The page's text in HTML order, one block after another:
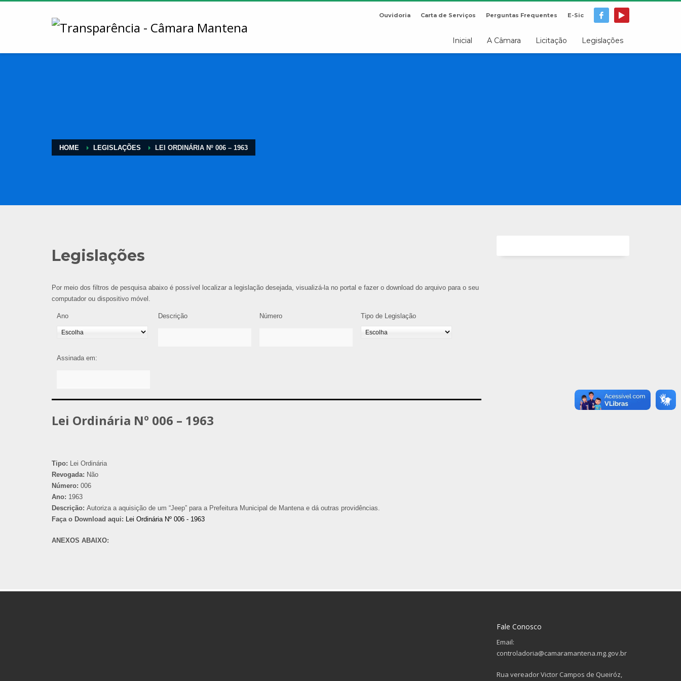
Ouvidoria Carta de Serviços Perguntas Frequentes E-Sic
Inicial A Câmara Licitação Legislações
HOME LEGISLAÇÕES LEI ORDINÁRIA Nº 006 – 1963
Legislações
Por meio dos filtros de pesquisa abaixo é possível localizar a legislação desejada, visualizá-la no portal e fazer o download do arquivo para o seu
computador ou dispositivo móvel.
Ano Descrição Número Tipo de Legislação
Assinada em:
Lei Ordinária Nº 006 – 1963
Tipo: Lei Ordinária
Revogada: Não
Número: 006
Ano: 1963
Descrição: Autoriza a aquisição de um “Jeep” para a Prefeitura Municipal de Mantena e dá outras providências.
Faça o Download aqui: Lei Ordinária Nº 006 - 1963
ANEXOS ABAIXO:
Fale Conosco
Email:
controladoria@camaramantena.mg.gov.br
Rua vereador Victor Campos de Queiróz,